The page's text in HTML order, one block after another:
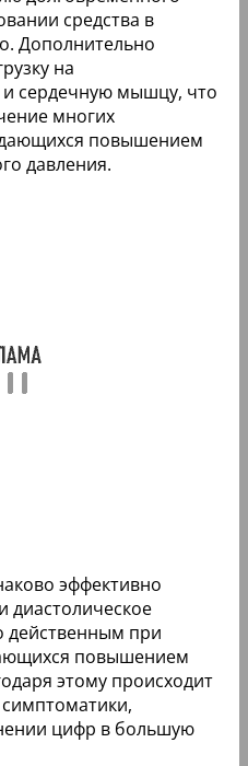
средства в
Дополнительно
на
сердечную мышцу, что
многих
повышением
давления.
эффективно
диастолическое
действенным при
повышением
этому происходит
цифр в большую